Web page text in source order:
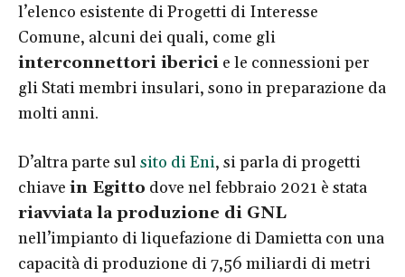
l’elenco esistente di Progetti di Interesse
Comune, alcuni dei quali, come gli
interconnettori iberici e le connessioni per
gli Stati membri insulari, sono in preparazione da
molti anni.
D’altra parte sulsito di Eni, si parla di progetti
chiave in Egitto dove nel febbraio 2021 è stata
riavviata la produzione di GNL
nell’impianto di liquefazione di Damietta con una
capacità di produzione di 7,56 miliardi di metri